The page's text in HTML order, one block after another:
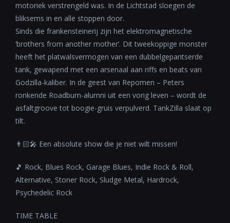
motoriek verstrengeld was. In de Lichtstad sloegen de
bliksems in en alle stoppen door.
Sinds die frankensteinerij zijn het elektromagnetische
‘brothers from another mother’. Dit tweekoppige monster
heeft het platwalsvermogen van een dubbelgepantserde
tank, gewapend met een arsenaal aan riffs en beats van
Godzilla-kaliber. In de geest van Repomen – Peters
ronkende Roadburn-alumni uit een vorig leven – wordt de
asfaltgroove tot boogie-gruis verpulverd. TankZilla slaat op
tilt.
👨🏻‍🎤 Een absolute show die je niet wilt missen!
🎵 Rock, Blues Rock, Garage Blues, Indie Rock & Roll,
Alternative, Stoner Rock, Sludge Metal, Hardrock,
Psychedelic Rock
TIME TABLE